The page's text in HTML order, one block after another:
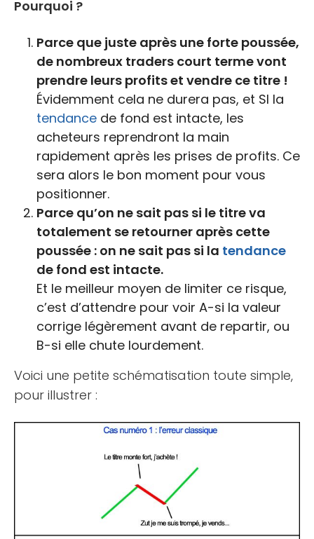
Pourquoi ?
Parce que juste après une forte poussée,
de nombreux traders court terme vont
prendre leurs profits et vendre ce titre !
Évidemment cela ne durera pas, et SI la
tendance de fond est intacte, les
acheteurs reprendront la main
rapidement après les prises de profits. Ce
sera alors le bon moment pour vous
positionner.
Parce qu’on ne sait pas si le titre va
totalement se retourner après cette
poussée : on ne sait pas si la tendance
de fond est intacte.
Et le meilleur moyen de limiter ce risque,
c’est d’attendre pour voir A-si la valeur
corrige légèrement avant de repartir, ou
B-si elle chute lourdement.
Voici une petite schématisation toute simple,
pour illustrer :